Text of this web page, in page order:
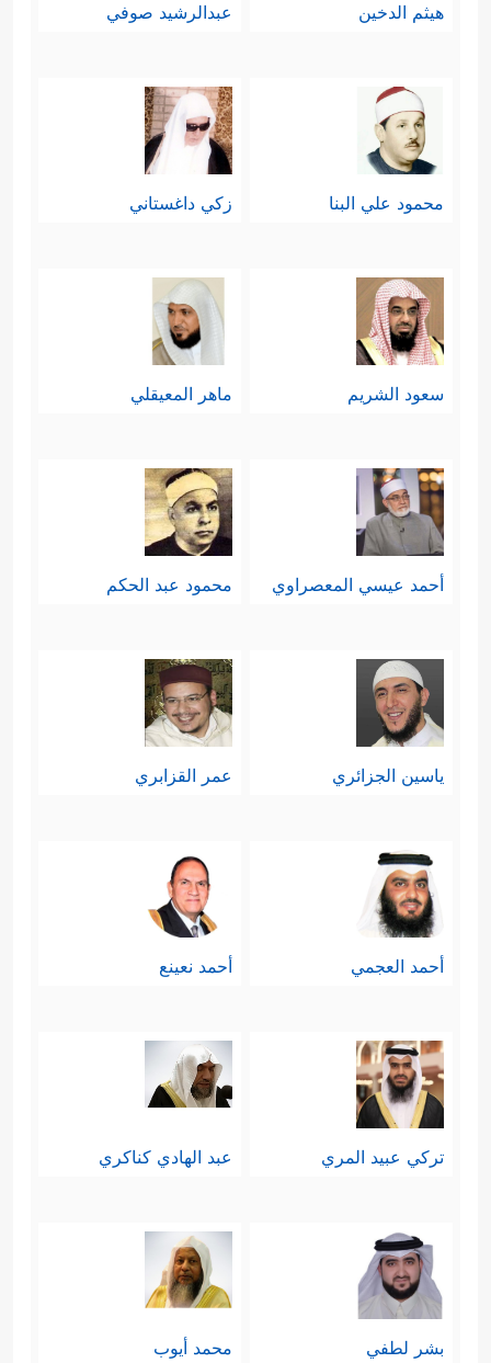
هيثم الدخين عبدالرشيد صوفي
محمود علي البنا زكي داغستاني
سعود الشريم ماهر المعيقلي
أحمد عيسي المعصراوي محمود عبد الحكم
ياسين الجزائري عمر القزابري
أحمد العجمي أحمد نعينع
تركي عبيد المري عبد الهادي كناكري
بشر لطفي محمد أيوب